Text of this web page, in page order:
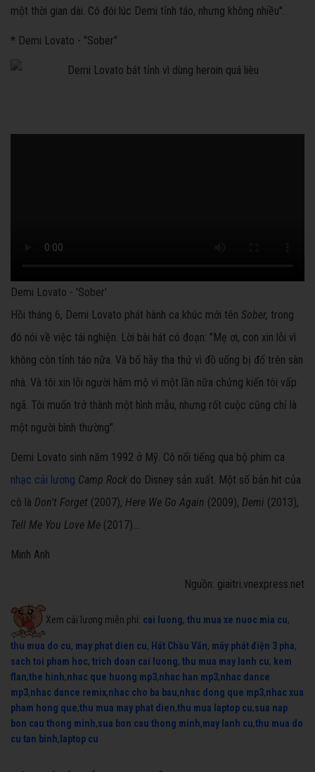
một thời gian dài. Có đôi lúc Demi tỉnh táo, nhưng không nhiều".
* Demi Lovato - "Sober"
Demi Lovato - 'Sober'
Hồi tháng 6, Demi Lovato phát hành ca khúc mới tên Sober, trong
đó nói về việc tái nghiện. Lời bài hát có đoạn: "Mẹ ơi, con xin lỗi vì
không còn tỉnh táo nữa. Và bố hãy tha thứ vì đồ uống bị đổ trên sàn
nhà. Và tôi xin lỗi người hâm mộ vì một lần nữa chứng kiến tôi vấp
ngã. Tôi muốn trở thành một hình mẫu, nhưng rốt cuộc cũng chỉ là
một người bình thường".
Demi Lovato sinh năm 1992 ở Mỹ. Cô nổi tiếng qua bộ phim ca
nhạc cải lương Camp Rock do Disney sản xuất. Một số bản hit của
cô là Don't Forget (2007), Here We Go Again (2009), Demi (2013),
Tell Me You Love Me (2017)...
Minh Anh
Nguồn: giaitri.vnexpress.net
Xem cải lương miễn phí: cai luong, thu mua xe nuoc mia cu,
thu mua do cu, may phat dien cu, Hát Chầu Văn, máy phát điện 3 pha,
sach toi pham hoc, trich doan cai luong, thu mua may lanh cu, kem
flan,the hinh,nhac que huong mp3,nhac han mp3,nhac dance
mp3,nhac dance remix,nhac cho ba bau,nhac dong que mp3,nhac xua
pham hong que,thu mua may phat dien,thu mua laptop cu,sua nap
bon cau thong minh,sua bon cau thong minh,may lanh cu,thu mua do
cu tan binh, laptop cu